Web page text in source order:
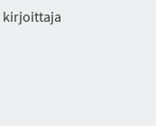
kirjoittaja